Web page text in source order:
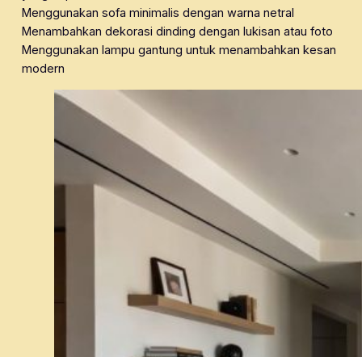
Menggunakan sofa minimalis dengan warna netral
Menambahkan dekorasi dinding dengan lukisan atau foto
Menggunakan lampu gantung untuk menambahkan kesan
modern